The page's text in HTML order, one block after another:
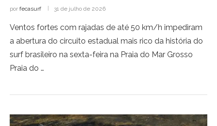
por fecasurf 31 de julho de 2026
Ventos fortes com rajadas de até 50 km/h impediram
a abertura do circuito estadual mais rico da história do
surf brasileiro na sexta-feira na Praia do Mar Grosso
Praia do …